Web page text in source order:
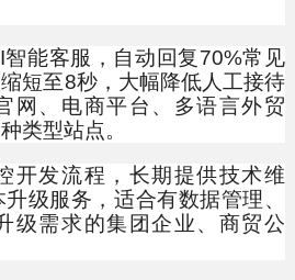
能客服，自动回复70%常见
短至8秒，大幅降低人工接待
网、电商平台、多语言外贸
类型站点。
发流程，长期提供技术维
级服务，适合有数据管理、
级需求的集团企业、商贸公